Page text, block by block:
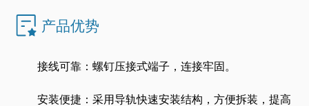
产品优势
接线可靠：螺钉压接式端子，连接牢固。
安装便捷：采用导轨快速安装结构，方便拆装，提高